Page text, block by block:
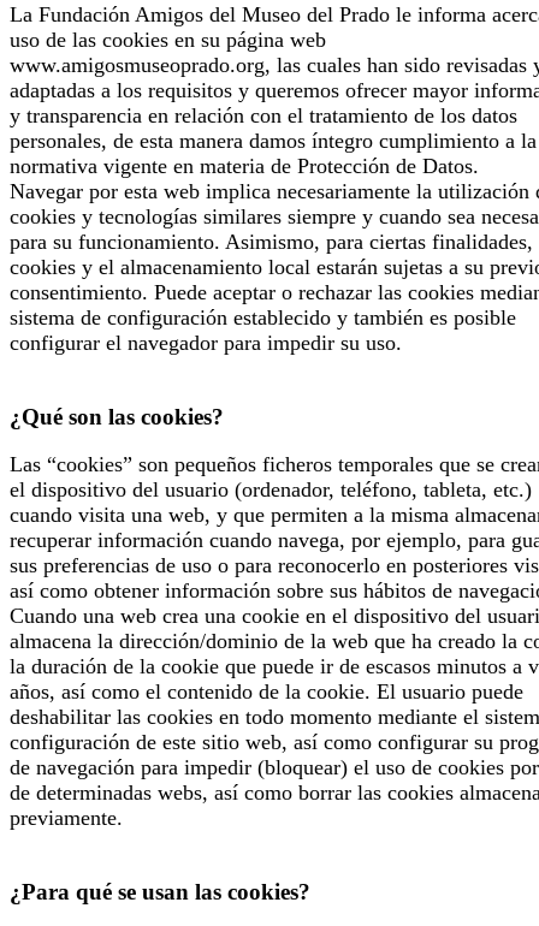
La Fundación Amigos del Museo del Prado le informa
uso de las cookies en su página web
www.amigosmuseoprado.org, las cuales han sido revisadas
adaptadas a los requisitos y queremos ofrecer mayor
y transparencia en relación con el tratamiento de los datos
personales, de esta manera damos íntegro cumplimiento a la
normativa vigente en materia de Protección de Datos.
Navegar por esta web implica necesariamente la utilización
cookies y tecnologías similares siempre y cuando sea
para su funcionamiento. Asimismo, para ciertas finalidades,
cookies y el almacenamiento local estarán sujetas a su
consentimiento. Puede aceptar o rechazar las cookies
sistema de configuración establecido y también es posible
configurar el navegador para impedir su uso.
¿Qué son las cookies?
Las “cookies” son pequeños ficheros temporales que se
el dispositivo del usuario (ordenador, teléfono, tableta, etc.)
cuando visita una web, y que permiten a la misma
recuperar información cuando navega, por ejemplo, para
sus preferencias de uso o para reconocerlo en posteriores
así como obtener información sobre sus hábitos de
Cuando una web crea una cookie en el dispositivo del
almacena la dirección/dominio de la web que ha creado la
la duración de la cookie que puede ir de escasos minutos a
años, así como el contenido de la cookie. El usuario puede
deshabilitar las cookies en todo momento mediante el
configuración de este sitio web, así como configurar su
de navegación para impedir (bloquear) el uso de cookies
de determinadas webs, así como borrar las cookies
previamente.
¿Para qué se usan las cookies?